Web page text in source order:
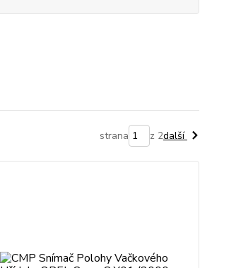
strana z 2další